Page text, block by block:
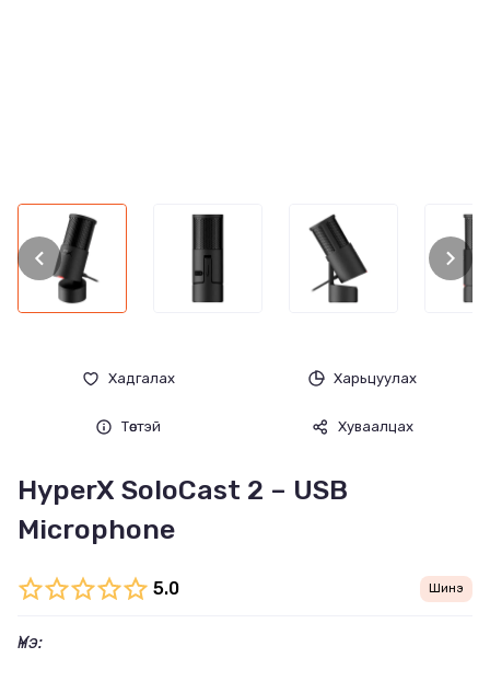
Хадгалах Харьцуулах
Төстэй Хуваалцах
HyperX SoloCast 2 – USB
Microphone
5.0 Шинэ
Үнэ: